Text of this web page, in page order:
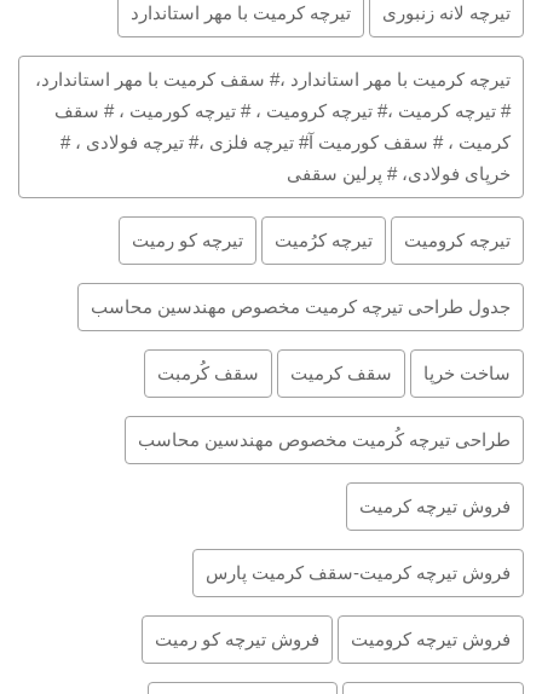
تیرچه لانه زنبوری تیرچه کرمیت با مهر استاندارد
تیرچه کرمیت با مهر استاندارد ،# سقف کرمیت با مهر استاندارد،
# تیرچه کرمیت ،# تیرچه کرومیت ، # تیرچه کورمیت ، # سقف
کرمیت ، # سقف کورمیت آ# تیرچه فلزی ،# تیرچه فولادی ، #
خرپای فولادی، # پرلین سقفی
تیرچه کرومیت تیرچه کرُمیت تیرچه کو رمیت
جدول طراحی تیرچه کرمیت مخصوص مهندسین محاسب
ساخت خرپا سقف کرمیت سقف کُرمبت
طراحی تیرچه کُرمیت مخصوص مهندسین محاسب
فروش تیرچه کرمیت
فروش تیرچه کرمیت-سقف کرمیت پارس
فروش تیرچه کرومیت فروش تیرچه کو رمیت